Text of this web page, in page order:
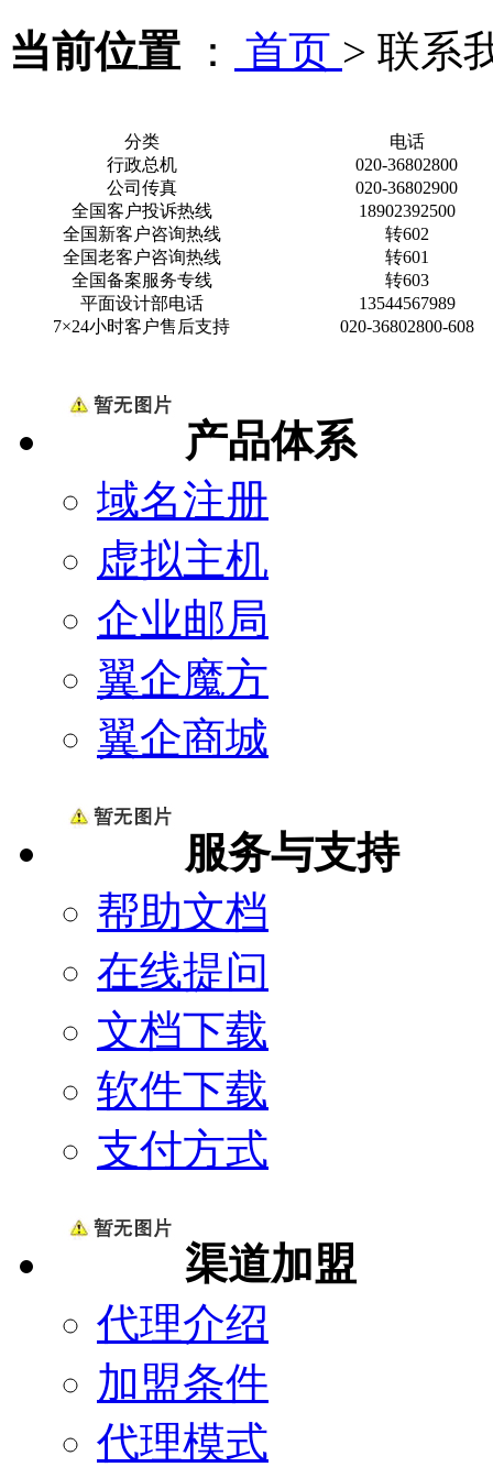
当前位置 ： 首页 > 联系
分类
电话
行政总机
020-36802800
公司传真
020-36802900
全国客户投诉热线
18902392500
全国新客户咨询热线
转602
全国老客户咨询热线
转601
全国备案服务专线
转603
平面设计部电话
13544567989
7×24小时客户售后支持
020-36802800-608
产品体系
域名注册
虚拟主机
企业邮局
翼企魔方
翼企商城
服务与支持
帮助文档
在线提问
文档下载
软件下载
支付方式
渠道加盟
代理介绍
加盟条件
代理模式